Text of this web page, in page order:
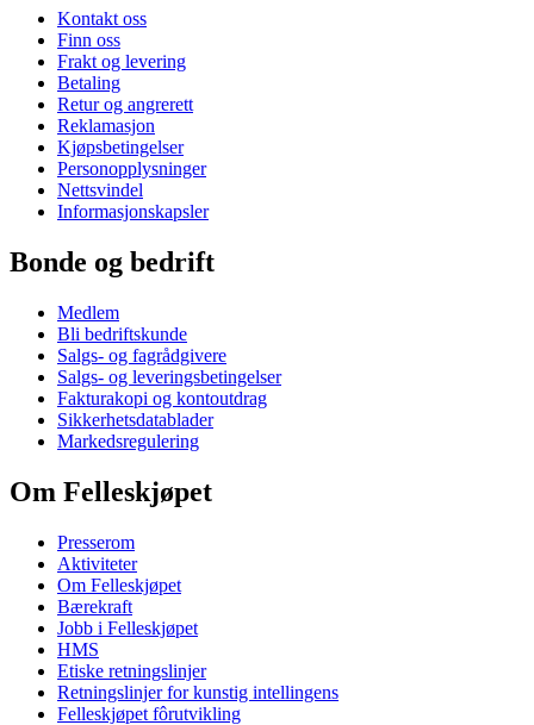
Kontakt oss
Finn oss
Frakt og levering
Betaling
Retur og angrerett
Reklamasjon
Kjøpsbetingelser
Personopplysninger
Nettsvindel
Informasjonskapsler
Bonde og bedrift
Medlem
Bli bedriftskunde
Salgs- og fagrådgivere
Salgs- og leveringsbetingelser
Fakturakopi og kontoutdrag
Sikkerhetsdatablader
Markedsregulering
Om Felleskjøpet
Presserom
Aktiviteter
Om Felleskjøpet
Bærekraft
Jobb i Felleskjøpet
HMS
Etiske retningslinjer
Retningslinjer for kunstig intellingens
Felleskjøpet fôrutvikling